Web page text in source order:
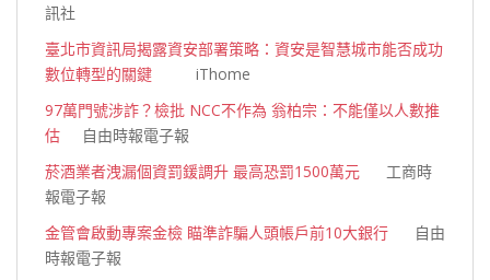
訊社
臺北市資訊局揭露資安部署策略：資安是智慧城市能否成功
數位轉型的關鍵 iThome
97萬門號涉詐？檢批 NCC不作為 翁柏宗：不能僅以人數推
估 自由時報電子報
菸酒業者洩漏個資罰鍰調升 最高恐罰1500萬元 工商時
報電子報
金管會啟動專案金檢 瞄準詐騙人頭帳戶前10大銀行 自由
時報電子報